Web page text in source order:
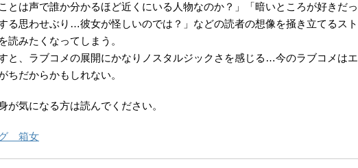
とは声で誰か分かるほど近くにいる人物なのか？」「暗いところが好きだっ
る思わせぶり…彼女が怪しいのでは？」などの読者の想像を掻き立てるスト
読みたくなってしまう。
と、ラブコメの展開にかなりノスタルジックさを感じる…今のラブコメはエ
ちだからかもしれない。
が気になる方は読んでください。
グ 箱女